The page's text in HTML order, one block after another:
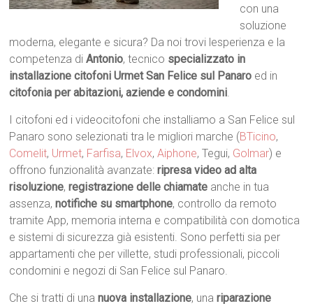
con una
soluzione
moderna, elegante e sicura? Da noi trovi lesperienza e la
competenza diAntonio, tecnico specializzato in
installazione citofoni Urmet San Felice sul Panaro ed in
citofonia per abitazioni, aziende e condomini.
I citofoni ed i videocitofoni che installiamo a San Felice sul
Panaro sono selezionati tra le migliori marche (BTicino,
Comelit, Urmet, Farfisa, Elvox,Aiphone, Tegui, Golmar) e
offrono funzionalità avanzate:ripresa video ad alta
risoluzione,registrazione delle chiamate anche in tua
assenza,notifiche su smartphone, controllo da remoto
tramite App, memoria interna e compatibilità con domotica
e sistemi di sicurezza già esistenti. Sono perfetti sia per
appartamenti che per villette, studi professionali, piccoli
condomini e negozi di San Felice sul Panaro.
Che si tratti di unanuova installazione, unariparazione